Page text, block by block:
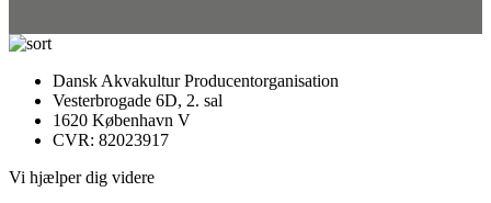
Dansk Akvakultur Producentorganisation
Vesterbrogade 6D, 2. sal
1620 København V
CVR: 82023917
Vi hjælper dig videre